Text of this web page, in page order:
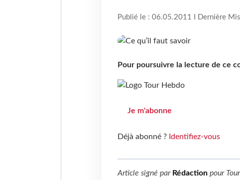
Publié le : 06.05.2011 I Dernière
Pour poursuivre la lecture de ce
Je m'abonne
Déjà abonné ? Identifiez-vous
Article signé par Rédactionpour